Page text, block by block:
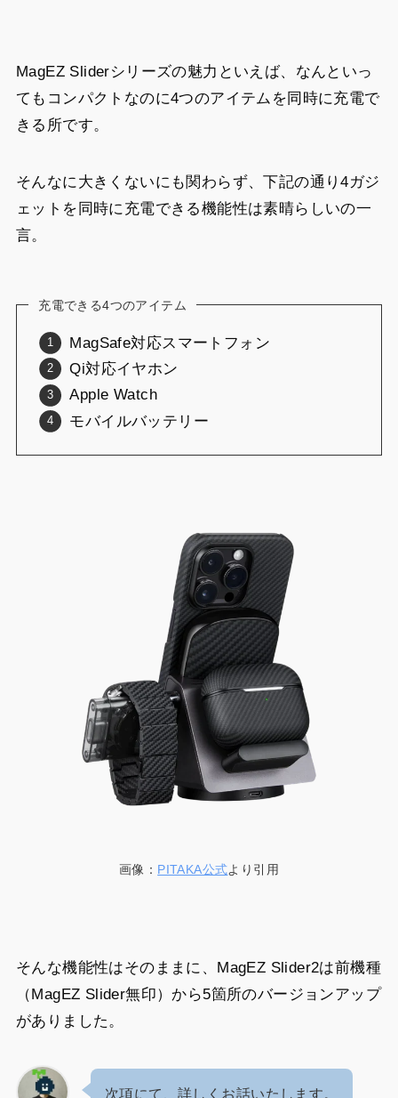
MagEZ Sliderシリーズの魅力といえば、なんといっ
てもコンパクトなのに4つのアイテムを同時に充電で
きる所です。
そんなに大きくないにも関わらず、下記の通り4ガジ
ェットを同時に充電できる機能性は素晴らしいの一
言。
充電できる4つのアイテム
MagSafe対応スマートフォン
Qi対応イヤホン
Apple Watch
モバイルバッテリー
画像： PITAKA公式より引用
そんな機能性はそのままに、MagEZ Slider2は前機種
（MagEZ Slider無印）から5箇所のバージョンアップ
がありました。
次項にて、詳しくお話いたします。